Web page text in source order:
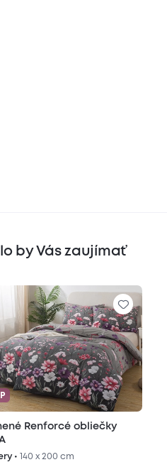
by Vás zaujímať
Renforcé obliečky
• 140 x 200 cm